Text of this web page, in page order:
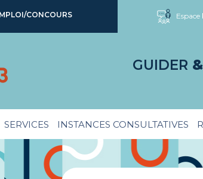
CONCOURS Espace
GUIDER &
SERVICES INSTANCES CONSULTATIVES